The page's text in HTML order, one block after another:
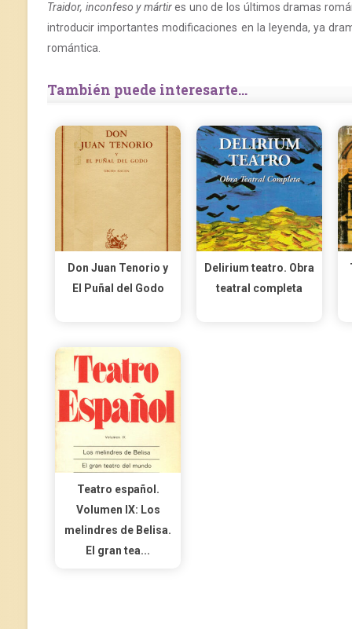
Traidor, inconfeso y mártires uno de los últimos dramas
introducir importantes modificaciones en la leyenda, ya
romántica.
También puede interesarte...
Don Juan Tenorio y
El Puñal del Godo
Delirium teatro. Obra
teatral completa
Teatro español.
Volumen IX: Los
melindres de Belisa.
El gran tea...